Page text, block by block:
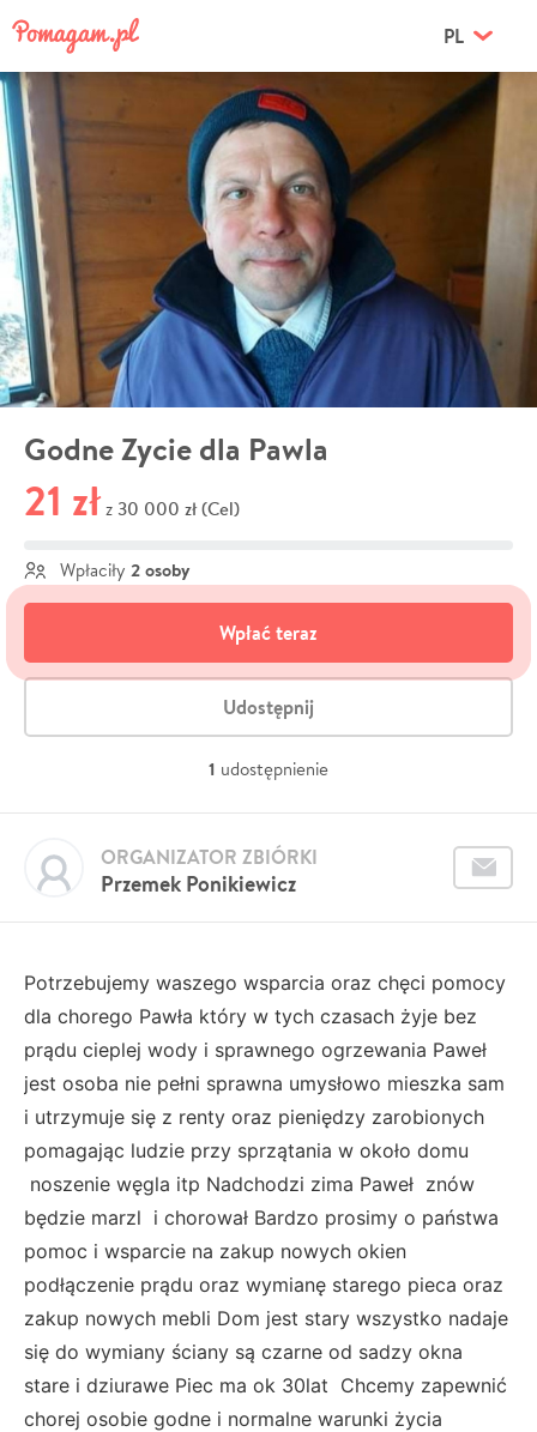
PL
Godne Zycie dla Pawla
21 zł z 30 000 zł (Cel)
Wpłaciły 2 osoby
Wpłać teraz
Udostępnij
1 udostępnienie
Przemek Ponikiewicz
ORGANIZATOR ZBIÓRKI
Potrzebujemy waszego wsparcia oraz chęci pomocy
dla chorego Pawła który w tych czasach żyje bez
prądu cieplej wody i sprawnego ogrzewania Paweł
jest osoba nie pełni sprawna umysłowo mieszka sam
i utrzymuje się z renty oraz pieniędzy zarobionych
pomagając ludzie przy sprzątania w około domu
noszenie węgla itp Nadchodzi zima Paweł znów
będzie marzl i chorował Bardzo prosimy o państwa
pomoc i wsparcie na zakup nowych okien
podłączenie prądu oraz wymianę starego pieca oraz
zakup nowych mebli Dom jest stary wszystko nadaje
się do wymiany ściany są czarne od sadzy okna
stare i dziurawe Piec ma ok 30lat Chcemy zapewnić
chorej osobie godne i normalne warunki życia